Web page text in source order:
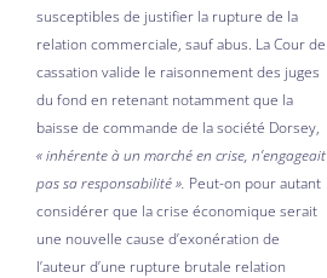
susceptibles de justifier la rupture de la
relation commerciale, sauf abus. La Cour de
cassation valide le raisonnement des juges
du fond en retenant notamment que la
baisse de commande de la société Dorsey,
« inhérente à un marché en crise, n’engageait
pas sa responsabilité ». Peut-on pour autant
considérer que la crise économique serait
une nouvelle cause d’exonération de
l’auteur d’une rupture brutale relation